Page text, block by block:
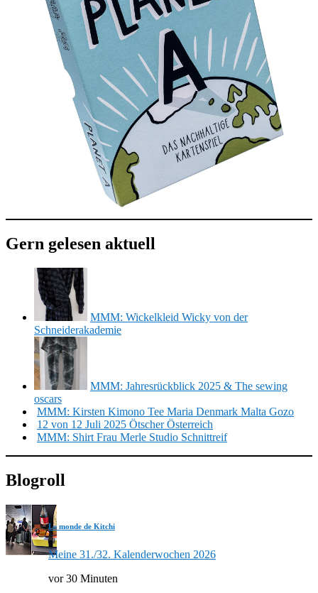
Gern gelesen aktuell
MMM: Wickelkleid Wicky von der
Schneiderakademie
MMM: Jahresrückblick 2025 & The sewing
oscars
MMM: Kirsten Kimono Tee Maria Denmark Malta Gozo
12 von 12 Juli 2025 Ötscher Österreich
MMM: Shirt Frau Merle Studio Schnittreif
Blogroll
Le monde de Kitchi
Meine 31./32. Kalenderwochen 2026
vor 30 Minuten